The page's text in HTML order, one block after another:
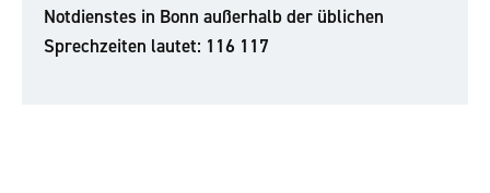
Notdienstes in Bonn außerhalb der üblichen
Sprechzeiten lautet: 116 117